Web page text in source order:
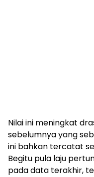
Nilai ini meningkat
sebelumnya yang
ini bahkan tercatat
Begitu pula laju
pada data terakhir,